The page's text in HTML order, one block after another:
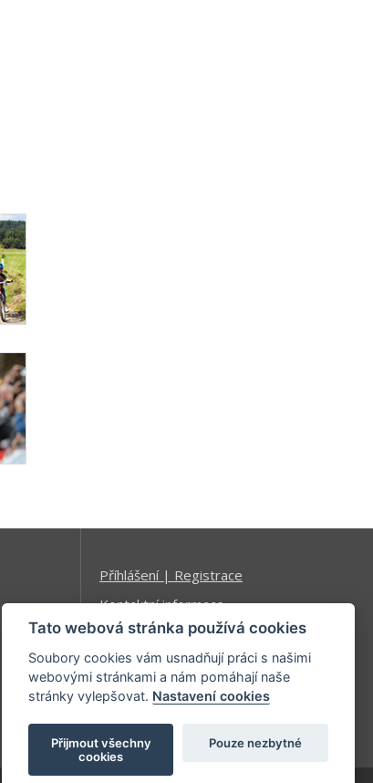
Příhlášení | Registrace
Kontaktní informace
Mapa stránek
Tato webová stránka používá cookies
Soubory cookies vám usnadňují práci s našimi
webovými stránkami a nám pomáhají naše
stránky vylepšovat. Nastavení cookies
Přijmout všechny
cookies
Pouze nezbytné